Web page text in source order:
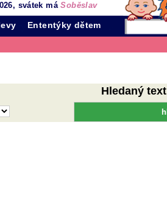
svátek máSoběslav
Ententýky dětem
Hledaný text